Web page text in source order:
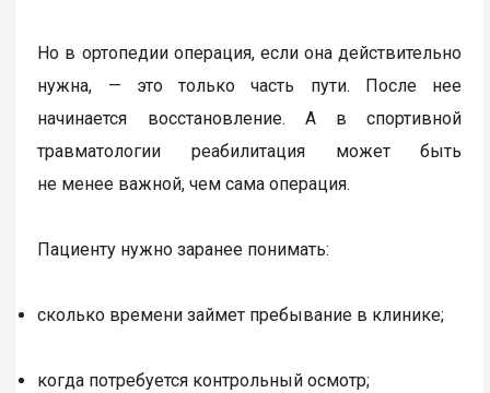
Но в ортопедии операция, если она действительно
нужна, — это только часть пути. После нее
начинается восстановление. А в спортивной
травматологии реабилитация может быть
не менее важной, чем сама операция.
Пациенту нужно заранее понимать:
сколько времени займет пребывание в клинике;
когда потребуется контрольный осмотр;